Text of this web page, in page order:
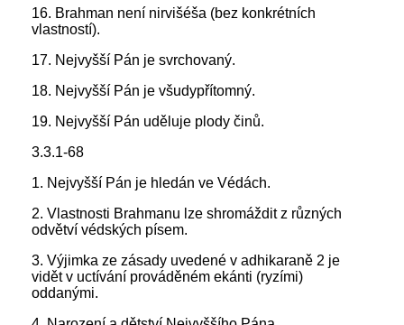
16. Brahman není nirvišéša (bez konkrétních
vlastností).
17. Nejvyšší Pán je svrchovaný.
18. Nejvyšší Pán je všudypřítomný.
19. Nejvyšší Pán uděluje plody činů.
3.3.1-68
1. Nejvyšší Pán je hledán ve Védách.
2. Vlastnosti Brahmanu lze shromáždit z různých
odvětví védských písem.
3. Výjimka ze zásady uvedené v adhikaraně 2 je
vidět v uctívání prováděném ekánti (ryzími)
oddanými.